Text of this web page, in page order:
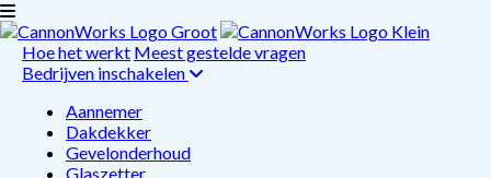
Hoe het werkt Meest gestelde vragen
Bedrijven inschakelen
Aannemer
Dakdekker
Gevelonderhoud
Glaszetter